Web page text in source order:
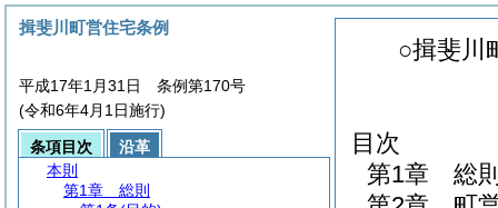
○揖斐川
目次
第1章
総
揖斐川町営住宅条例
平成17年1月31日 条例第170号
(令和6年4月1日施行)
条項目次
沿革
本則
第1章
総則